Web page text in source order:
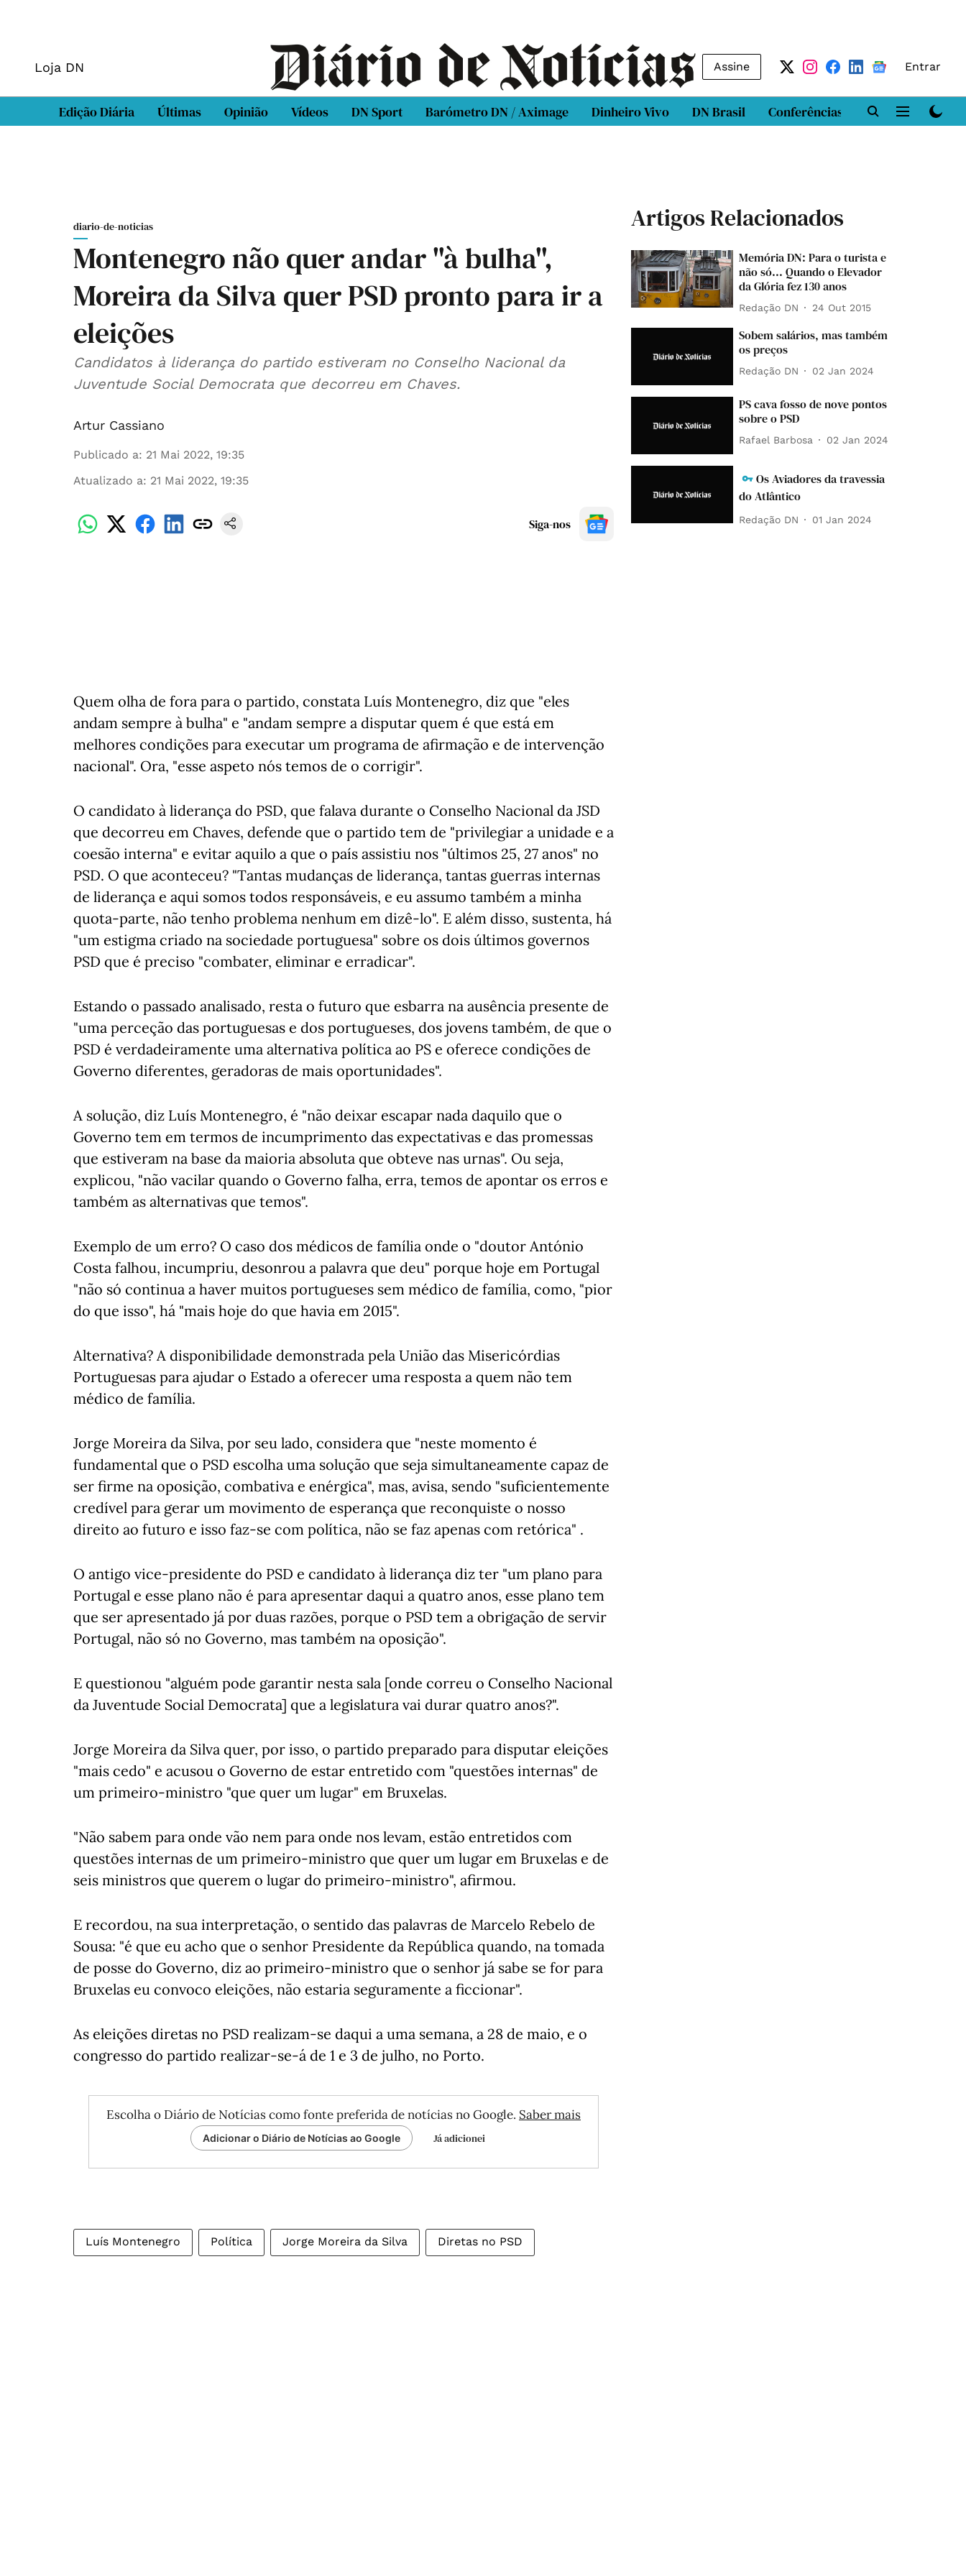
Loja DN Assine Entrar
Edição Diária Últimas Opinião Vídeos DN Sport Barómetro DN / Aximage Dinheiro Vivo DN Brasil Conferências DN LAB
diario-de-noticias
Montenegro não quer andar "à bulha",
Moreira da Silva quer PSD pronto para ir a
eleições
Candidatos à liderança do partido estiveram no Conselho Nacional da
Juventude Social Democrata que decorreu em Chaves.
Artur Cassiano
Publicado a: 21 Mai 2022, 19:35
Atualizado a: 21 Mai 2022, 19:35
Siga-nos
Quem olha de fora para o partido, constata Luís Montenegro, diz que "eles
andam sempre à bulha" e "andam sempre a disputar quem é que está em
melhores condições para executar um programa de afirmação e de intervenção
nacional". Ora, "esse aspeto nós temos de o corrigir".
O candidato à liderança do PSD, que falava durante o Conselho Nacional da JSD
que decorreu em Chaves, defende que o partido tem de "privilegiar a unidade e a
coesão interna" e evitar aquilo a que o país assistiu nos "últimos 25, 27 anos" no
PSD. O que aconteceu? "Tantas mudanças de liderança, tantas guerras internas
de liderança e aqui somos todos responsáveis, e eu assumo também a minha
quota-parte, não tenho problema nenhum em dizê-lo". E além disso, sustenta, há
"um estigma criado na sociedade portuguesa" sobre os dois últimos governos
PSD que é preciso "combater, eliminar e erradicar".
Estando o passado analisado, resta o futuro que esbarra na ausência presente de
"uma perceção das portuguesas e dos portugueses, dos jovens também, de que o
PSD é verdadeiramente uma alternativa política ao PS e oferece condições de
Governo diferentes, geradoras de mais oportunidades".
A solução, diz Luís Montenegro, é "não deixar escapar nada daquilo que o
Governo tem em termos de incumprimento das expectativas e das promessas
que estiveram na base da maioria absoluta que obteve nas urnas". Ou seja,
explicou, "não vacilar quando o Governo falha, erra, temos de apontar os erros e
também as alternativas que temos".
Exemplo de um erro? O caso dos médicos de família onde o "doutor António
Costa falhou, incumpriu, desonrou a palavra que deu" porque hoje em Portugal
"não só continua a haver muitos portugueses sem médico de família, como, "pior
do que isso", há "mais hoje do que havia em 2015".
Alternativa? A disponibilidade demonstrada pela União das Misericórdias
Portuguesas para ajudar o Estado a oferecer uma resposta a quem não tem
médico de família.
Jorge Moreira da Silva, por seu lado, considera que "neste momento é
fundamental que o PSD escolha uma solução que seja simultaneamente capaz de
ser firme na oposição, combativa e enérgica", mas, avisa, sendo "suficientemente
credível para gerar um movimento de esperança que reconquiste o nosso
direito ao futuro e isso faz-se com política, não se faz apenas com retórica" .
O antigo vice-presidente do PSD e candidato à liderança diz ter "um plano para
Portugal e esse plano não é para apresentar daqui a quatro anos, esse plano tem
que ser apresentado já por duas razões, porque o PSD tem a obrigação de servir
Portugal, não só no Governo, mas também na oposição".
E questionou "alguém pode garantir nesta sala [onde correu o Conselho Nacional
da Juventude Social Democrata] que a legislatura vai durar quatro anos?".
Jorge Moreira da Silva quer, por isso, o partido preparado para disputar eleições
"mais cedo" e acusou o Governo de estar entretido com "questões internas" de
um primeiro-ministro "que quer um lugar" em Bruxelas.
"Não sabem para onde vão nem para onde nos levam, estão entretidos com
questões internas de um primeiro-ministro que quer um lugar em Bruxelas e de
seis ministros que querem o lugar do primeiro-ministro", afirmou.
E recordou, na sua interpretação, o sentido das palavras de Marcelo Rebelo de
Sousa: "é que eu acho que o senhor Presidente da República quando, na tomada
de posse do Governo, diz ao primeiro-ministro que o senhor já sabe se for para
Bruxelas eu convoco eleições, não estaria seguramente a ficcionar".
As eleições diretas no PSD realizam-se daqui a uma semana, a 28 de maio, e o
congresso do partido realizar-se-á de 1 e 3 de julho, no Porto.
Escolha o Diário de Notícias como fonte preferida de notícias no Google. Saber mais
Adicionar o Diário de Notícias ao Google Já adicionei
Luís Montenegro Política Jorge Moreira da Silva Diretas no PSD
Artigos Relacionados
Memória DN: Para o turista e
não só... Quando o Elevador
da Glória fez 130 anos
Redação DN 24 Out 2015
Sobem salários, mas também
os preços
Redação DN 02 Jan 2024
PS cava fosso de nove pontos
sobre o PSD
Rafael Barbosa 02 Jan 2024
Os Aviadores da travessia
do Atlântico
Redação DN 01 Jan 2024